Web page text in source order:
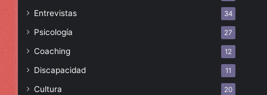
Entrevistas 34
Psicología 27
Coaching 12
Discapacidad 11
Cultura 20